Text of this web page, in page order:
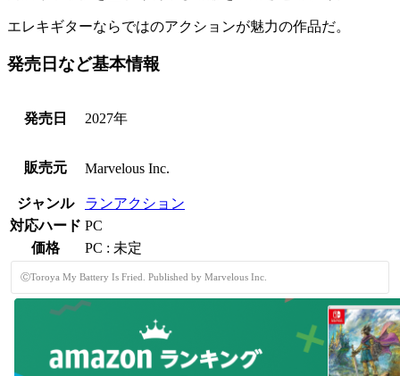
エレキギターならではのアクションが魅力の作品だ。
発売日など基本情報
発売日 2027年
販売元 Marvelous Inc.
ジャンル
ランアクション
対応ハード PC
価格
PC : 未定
ⒸToroya My Battery Is Fried. Published by Marvelous Inc.